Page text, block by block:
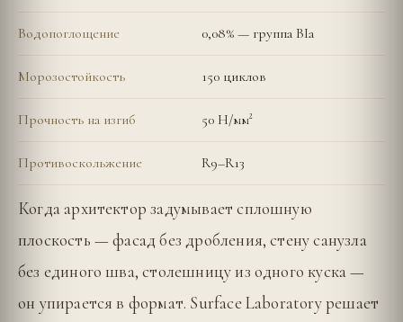
Водопоглощение 0,08% — группа BIa
Морозостойкость 150 циклов
Прочность на изгиб 50 Н/мм²
Противоскольжение R9–R13
Когда архитектор задумывает сплошную
плоскость — фасад без дробления, стену санузла
без единого шва, столешницу из одного куска —
он упирается в формат. Surface Laboratory решает